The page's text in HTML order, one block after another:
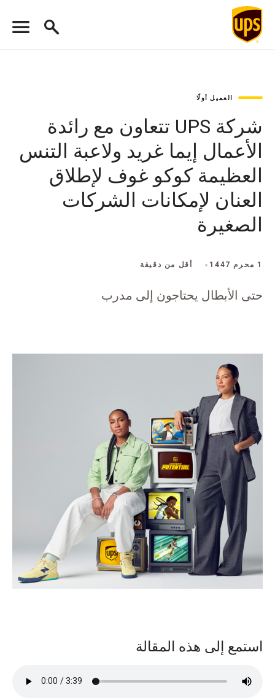
العميل أولًا
شركة UPS تتعاون مع رائدة
الأعمال إيما غريد ولاعبة التنس
العظيمة كوكو غوف لإطلاق
العنان لإمكانات الشركات
الصغيرة
1 محرم 1447 أقل من دقيقة
حتى الأبطال يحتاجون إلى مدرب
استمع إلى هذه المقالة